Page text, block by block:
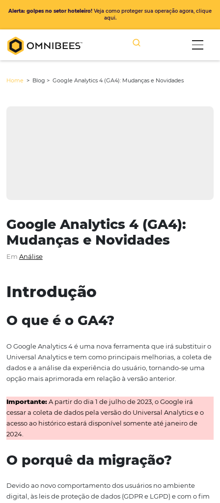
Google Analytics 4 (GA4):
Mudanças e Novidades
Introdução
O que é o GA4?
O Google Analytics 4 é uma nova ferramenta que irá
Universal Analytics e tem como principais melhorias, a
dados e a análise da experiência do usuário, tornando-
cessar a coleta de dados pela versão do Universal
acesso ao histórico estará disponível somente até
Alerta: golpes no setor hoteleiro!Veja como proteger sua operação